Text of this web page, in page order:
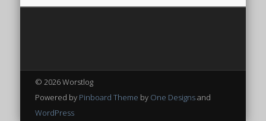
© 2026 Worstlog
Powered by Pinboard Theme by One Designsand
WordPress